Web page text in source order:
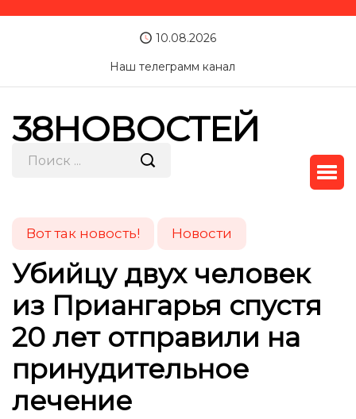
10.08.2026
Наш телеграмм канал
38НОВОСТЕЙ
Вот так новость! Новости
Убийцу двух человек
из Приангарья спустя
20 лет отправили на
принудительное
лечение